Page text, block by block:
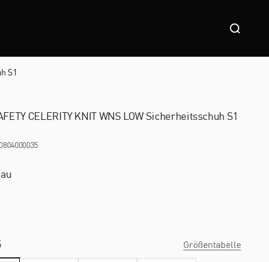
Suche
S1
CELERITY KNIT WNS LOW Sicherheitsschuh S1
Größentabelle